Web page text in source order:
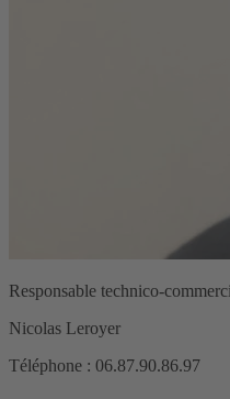
Responsable technico-
Nicolas Leroyer
Téléphone : 06.87.90.86.97